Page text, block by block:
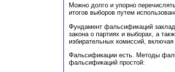
Можно долго и упорно
итогов выборов путем
Фундамент фальсификаций
закона о партиях и выборах, а
избирательных комиссий,
Фальсификации есть. Методы
фальсификаций простой: